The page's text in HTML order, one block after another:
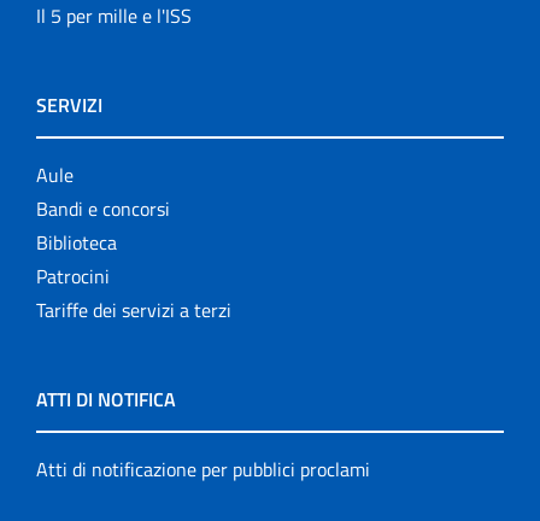
Il 5 per mille e l'ISS
SERVIZI
Aule
Bandi e concorsi
Biblioteca
Patrocini
Tariffe dei servizi a terzi
ATTI DI NOTIFICA
Atti di notificazione per pubblici proclami